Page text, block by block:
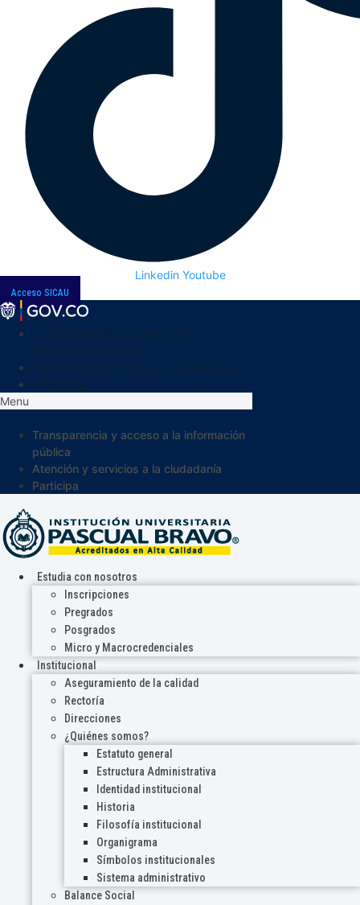
Linkedin Youtube
Acceso SICAU
Menu
Transparencia y acceso a la información
pública
Atención y servicios a la ciudadanía
Participa
Estudia con nosotros
Inscripciones
Pregrados
Posgrados
Micro y Macrocredenciales
Institucional
Aseguramiento de la calidad
Rectoría
Direcciones
¿Quiénes somos?
Estatuto general
Estructura Administrativa
Identidad institucional
Historia
Filosofía institucional
Organigrama
Símbolos institucionales
Sistema administrativo
Balance Social